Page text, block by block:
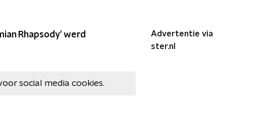
Rhapsody' werd
social media cookies.
Advertentie via
ster.nl